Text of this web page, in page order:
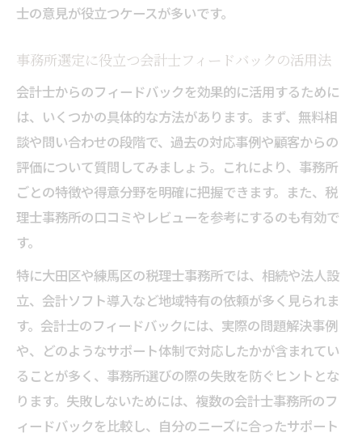
士の意見が役立つケースが多いです。
事務所選定に役立つ会計士フィードバックの活用法
会計士からのフィードバックを効果的に活用するために
は、いくつかの具体的な方法があります。まず、無料相
談や問い合わせの段階で、過去の対応事例や顧客からの
評価について質問してみましょう。これにより、事務所
ごとの特徴や得意分野を明確に把握できます。また、税
理士事務所の口コミやレビューを参考にするのも有効で
す。
特に大田区や練馬区の税理士事務所では、相続や法人設
立、会計ソフト導入など地域特有の依頼が多く見られま
す。会計士のフィードバックには、実際の問題解決事例
や、どのようなサポート体制で対応したかが含まれてい
ることが多く、事務所選びの際の失敗を防ぐヒントとな
ります。失敗しないためには、複数の会計士事務所のフ
ィードバックを比較し、自分のニーズに合ったサポート